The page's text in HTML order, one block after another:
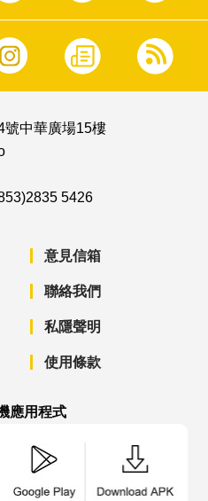
號中華廣場15樓
5426
意見信箱
聯絡我們
私隱聲明
使用條款
應用程式